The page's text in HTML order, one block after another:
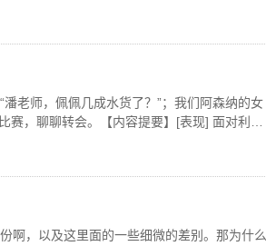
老师，佩佩几成水货了？”；我们阿森纳的女
，聊聊转会。【内容提要】[表现] 面对利物
啊，以及这里面的一些细微的差别。那为什么